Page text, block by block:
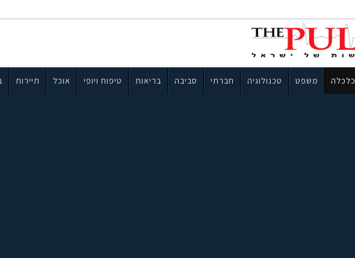
כלכלה משפט טכנולוגיה חברתי סביבה בריאות טיפוח ויופי אוכל תיירות